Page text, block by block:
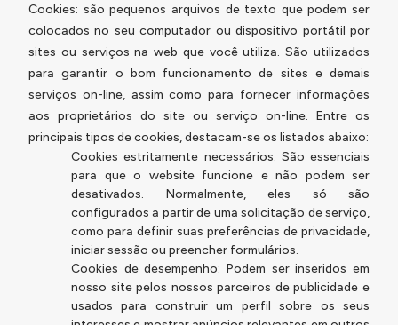
Cookies: são pequenos arquivos de texto que podem ser
colocados no seu computador ou dispositivo portátil por
sites ou serviços na web que você utiliza. São utilizados
para garantir o bom funcionamento de sites e demais
serviços on-line, assim como para fornecer informações
aos proprietários do site ou serviço on-line. Entre os
principais tipos de cookies, destacam-se os listados abaixo:
Cookies estritamente necessários: São essenciais
para que o website funcione e não podem ser
desativados. Normalmente, eles só são
configurados a partir de uma solicitação de serviço,
como para definir suas preferências de privacidade,
iniciar sessão ou preencher formulários.
Cookies de desempenho: Podem ser inseridos em
nosso site pelos nossos parceiros de publicidade e
usados para construir um perfil sobre os seus